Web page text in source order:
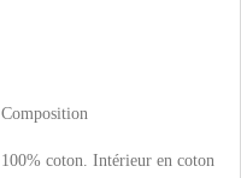
Composition
100% coton. Intérieur en coton